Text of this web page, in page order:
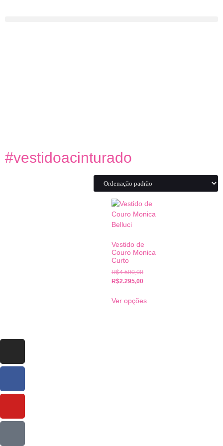
#vestidoacinturado
Vestido de
Couro Monica
Curto
R$4.590,00
R$2.295,00
Ver opções